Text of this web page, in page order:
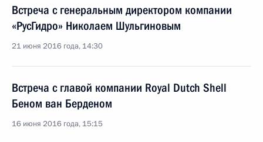
Встреча с генеральным директором компании
«РусГидро» Николаем Шульгиновым
21 июня 2016 года, 14:30
Встреча с главой компании Royal Dutch Shell
Беном ван Берденом
16 июня 2016 года, 15:15